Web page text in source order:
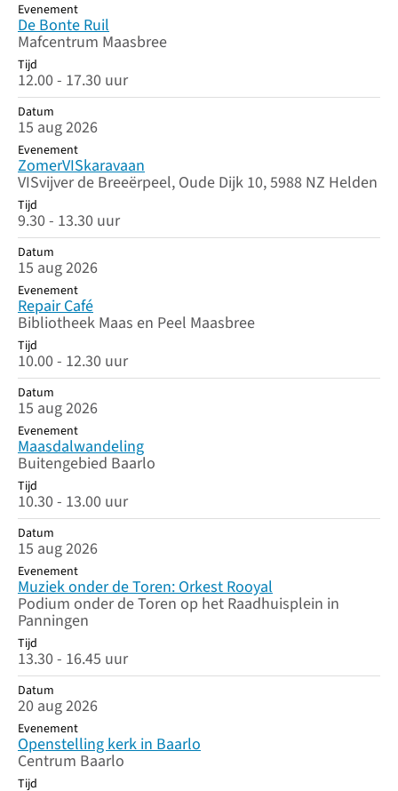
Evenement
De Bonte Ruil
Mafcentrum Maasbree
Tijd
12.00 - 17.30 uur
Datum
15 aug 2026
Evenement
ZomerVISkaravaan
VISvijver de Breeërpeel, Oude Dijk 10, 5988 NZ Helden
Tijd
9.30 - 13.30 uur
Datum
15 aug 2026
Evenement
Repair Café
Bibliotheek Maas en Peel Maasbree
Tijd
10.00 - 12.30 uur
Datum
15 aug 2026
Evenement
Maasdalwandeling
Buitengebied Baarlo
Tijd
10.30 - 13.00 uur
Datum
15 aug 2026
Evenement
Muziek onder de Toren: Orkest Rooyal
Podium onder de Toren op het Raadhuisplein in
Panningen
Tijd
13.30 - 16.45 uur
Datum
20 aug 2026
Evenement
Openstelling kerk in Baarlo
Centrum Baarlo
Tijd